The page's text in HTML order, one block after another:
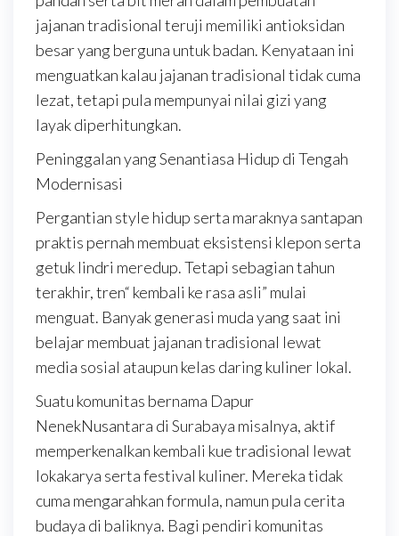
jajanan tradisional teruji memiliki antioksidan
besar yang berguna untuk badan. Kenyataan ini
menguatkan kalau jajanan tradisional tidak cuma
lezat, tetapi pula mempunyai nilai gizi yang
layak diperhitungkan.
Peninggalan yang Senantiasa Hidup di Tengah
Modernisasi
Pergantian style hidup serta maraknya santapan
praktis pernah membuat eksistensi klepon serta
getuk lindri meredup. Tetapi sebagian tahun
terakhir, tren“ kembali ke rasa asli” mulai
menguat. Banyak generasi muda yang saat ini
belajar membuat jajanan tradisional lewat
media sosial ataupun kelas daring kuliner lokal.
Suatu komunitas bernama Dapur
NenekNusantara di Surabaya misalnya, aktif
memperkenalkan kembali kue tradisional lewat
lokakarya serta festival kuliner. Mereka tidak
cuma mengarahkan formula, namun pula cerita
budaya di baliknya. Bagi pendiri komunitas